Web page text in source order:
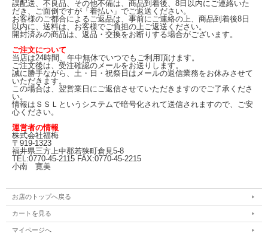
誤配送、不良品、その他不備は、商品到着後、8日以内にご連絡いた
だき、ご面倒ですが「着払い」でご返送ください。
お客様のご都合によるご返品は、事前にご連絡の上、商品到着後8日
以内に、送料は、お客様でご負担の上ご返送ください。
開封済みの商品は、返品・交換をお断りする場合がございます。
ご注文について
当店は24時間、年中無休でいつでもご利用頂けます。
ご注文後は、受注確認のメールをお送りします。
誠に勝手ながら、土・日・祝祭日はメールの返信業務をお休みさせて
いただきます。
この場合は、翌営業日にご返信させていただきますのでご了承くださ
い。
情報はＳＳＬというシステムで暗号化されて送信されますので、ご安
心ください。
運営者の情報
株式会社福梅
〒919-1323
福井県三方上中郡若狭町倉見5-8
TEL:0770-45-2115 FAX:0770-45-2215
小南 寛美
お店のトップへ戻る
カートを見る
マイページへ